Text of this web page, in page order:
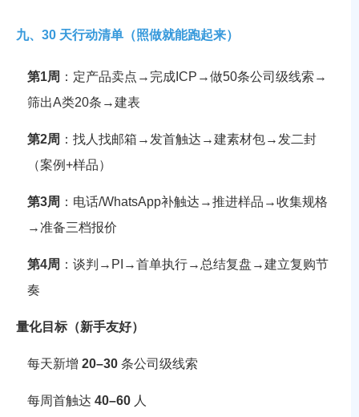
九、30 天行动清单（照做就能跑起来）
第1周 ：定产品卖点→完成ICP→做50条公司级线索→
筛出A类20条→建表
第2周 ：找人找邮箱→发首触达→建素材包→发二封
（案例+样品）
第3周 ：电话/WhatsApp补触达→推进样品→收集规格
→准备三档报价
第4周 ：谈判→PI→首单执行→总结复盘→建立复购节
奏
量化目标（新手友好）
每天新增 20–30 条公司级线索
每周首触达 40–60 人